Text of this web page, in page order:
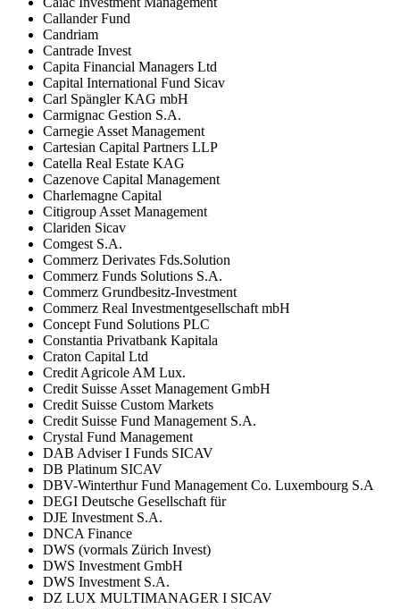
Callander Fund
Candriam
Cantrade Invest
Capita Financial Managers Ltd
Capital International Fund Sicav
Carl Spängler KAG mbH
Carmignac Gestion S.A.
Carnegie Asset Management
Cartesian Capital Partners LLP
Catella Real Estate KAG
Cazenove Capital Management
Charlemagne Capital
Citigroup Asset Management
Clariden Sicav
Comgest S.A.
Commerz Derivates Fds.Solution
Commerz Funds Solutions S.A.
Commerz Grundbesitz-Investment
Commerz Real Investmentgesellschaft mbH
Concept Fund Solutions PLC
Constantia Privatbank Kapitala
Craton Capital Ltd
Credit Agricole AM Lux.
Credit Suisse Asset Management GmbH
Credit Suisse Custom Markets
Credit Suisse Fund Management S.A.
Crystal Fund Management
DAB Adviser I Funds SICAV
DB Platinum SICAV
DBV-Winterthur Fund Management Co. Luxembourg S.A
DEGI Deutsche Gesellschaft für
DJE Investment S.A.
DNCA Finance
DWS (vormals Zürich Invest)
DWS Investment GmbH
DWS Investment S.A.
DZ LUX MULTIMANAGER I SICAV